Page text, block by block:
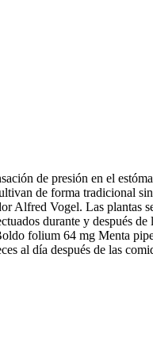
de presión en el
de forma tradicional
Alfred Vogel. Las plantas
durante y después
folium 64 mg Menta
al día después de las